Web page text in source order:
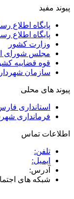
پیوند مفید
پایگاه اطلاع
پایگاه اطلاع
وزارت کشور
مجلس شورای
قوه قضاییه
سازمان
پیوند های محلی
استانداری
فرمانداری
اطلاعات تماس
تلفن:
ایمیل:
آدرس:
شبکه های